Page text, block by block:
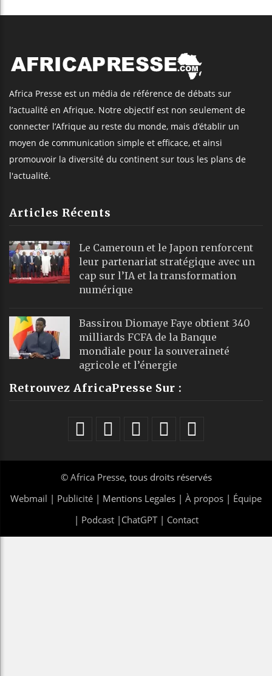
Africa Presse est un média de référence de débats sur
l’actualité en Afrique. Notre objectif est non seulement de
connecter l’Afrique au reste du monde, mais d’établir un
moyen de communication simple et efficace, et ainsi
promouvoir la diversité du continent sur tous les plans de
l'actualité.
Articles Récents
Le Cameroun et le Japon renforcent
leur partenariat stratégique avec un
cap sur l’IA et la transformation
numérique
Bassirou Diomaye Faye obtient 340
milliards FCFA de la Banque
mondiale pour la souveraineté
agricole et l’énergie
Retrouvez AfricaPresse Sur :
© Africa Presse, tous droits réservés
Webmail | Publicité | Mentions Legales | À propos | Équipe
| Podcast| ChatGPT| Contact